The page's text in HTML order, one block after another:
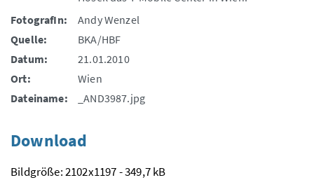
FotografIn:
Andy Wenzel
Quelle:
BKA/HBF
Datum:
21.01.2010
Ort:
Wien
Dateiname:
_AND3987.jpg
Download
Bildgröße: 2102x1197 - 349,7 kB